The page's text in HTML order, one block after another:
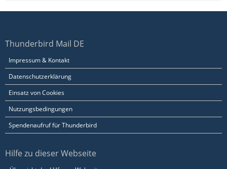
Thunderbird Mail DE
Impressum & Kontakt
Datenschutzerklärung
Einsatz von Cookies
Nutzungsbedingungen
Spendenaufruf für Thunderbird
Hilfe zu dieser Webseite